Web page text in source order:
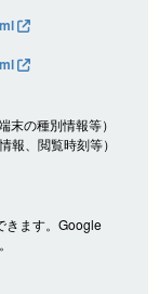
末の種別情報等）
報、閲覧時刻等）
きます。Google